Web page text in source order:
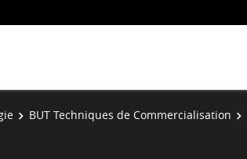
BUT Techniques de Commercialisation